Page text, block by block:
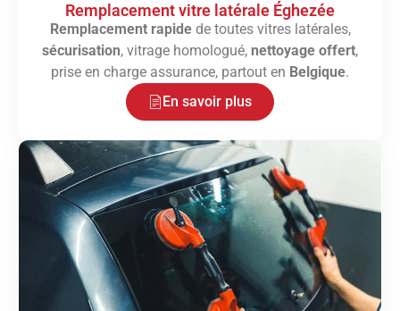
Remplacement vitre latérale Éghezée
Remplacement rapidede toutes vitres latérales,
sécurisation, vitrage homologué, nettoyage offert,
prise en charge assurance, partout en Belgique.
En savoir plus